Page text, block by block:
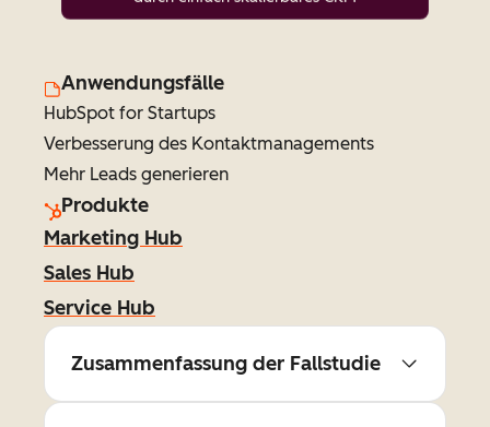
Anwendungsfälle
HubSpot for Startups
Verbesserung des Kontaktmanagements
Mehr Leads generieren
Produkte
Marketing Hub
Sales Hub
Service Hub
Zusammenfassung der Fallstudie